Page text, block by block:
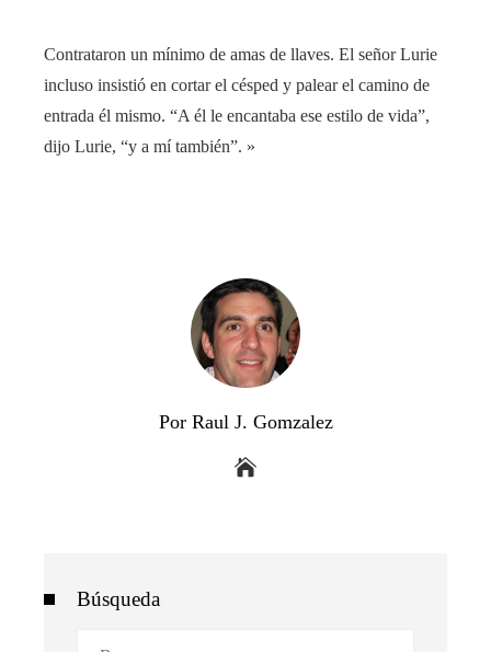
Contrataron un mínimo de amas de llaves. El señor Lurie
incluso insistió en cortar el césped y palear el camino de
entrada él mismo. “A él le encantaba ese estilo de vida”,
dijo Lurie, “y a mí también”. »
Por Raul J. Gomzalez
Búsqueda